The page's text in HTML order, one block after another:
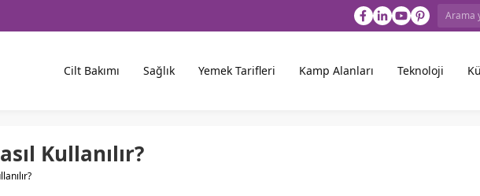
Cilt Bakımı Sağlık Yemek Tarifleri Kamp Alanları Teknoloji
Kullanılır?